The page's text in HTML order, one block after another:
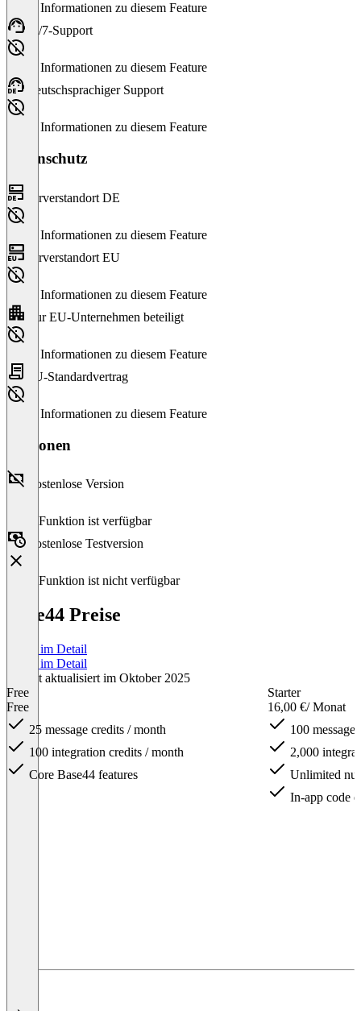
Keine Informationen zu diesem Feature
24/7-Support
Keine Informationen zu diesem Feature
Deutschsprachiger Support
Keine Informationen zu diesem Feature
Datenschutz
Serverstandort DE
Keine Informationen zu diesem Feature
Serverstandort EU
Keine Informationen zu diesem Feature
Nur EU-Unternehmen beteiligt
Keine Informationen zu diesem Feature
EU-Standardvertrag
Keine Informationen zu diesem Feature
Versionen
Kostenlose Version
Diese Funktion ist verfügbar
Kostenlose Testversion
Diese Funktion ist nicht verfügbar
Base44 Preise
Preise im Detail
Preise im Detail
Zuletzt aktualisiert im Oktober 2025
Free
Free
25 message credits / month
100 integration credits / month
Core Base44 features
Starter
16,00 €/ Monat
100
2,000
Unlimited
In-app code